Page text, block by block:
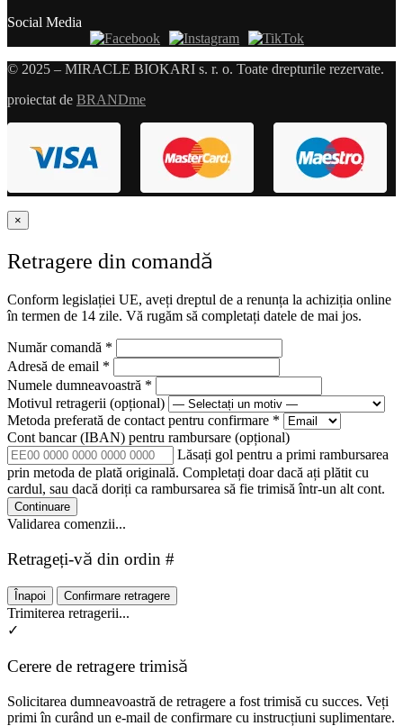
Social Media
© 2025 – MIRACLE BIOKARI s. r. o. Toate drepturile rezervate.
proiectat de BRANDme
×
Retragere din comandă
Conform legislației UE, aveți dreptul de a renunța la achiziția online
în termen de 14 zile. Vă rugăm să completați datele de mai jos.
Număr comandă *
Adresă de email *
Numele dumneavoastră *
Motivul retragerii (opțional)
Metoda preferată de contact pentru confirmare *
Cont bancar (IBAN) pentru rambursare (opțional)
Lăsați gol pentru a primi rambursarea
prin metoda de plată originală. Completați doar dacă ați plătit cu
cardul, sau dacă doriți ca rambursarea să fie trimisă într-un alt cont.
Continuare
Validarea comenzii...
Retrageți-vă din ordin #
Înapoi Confirmare retragere
Trimiterea retragerii...
✓
Cerere de retragere trimisă
Solicitarea dumneavoastră de retragere a fost trimisă cu succes. Veți
primi în curând un e-mail de confirmare cu instrucțiuni suplimentare.